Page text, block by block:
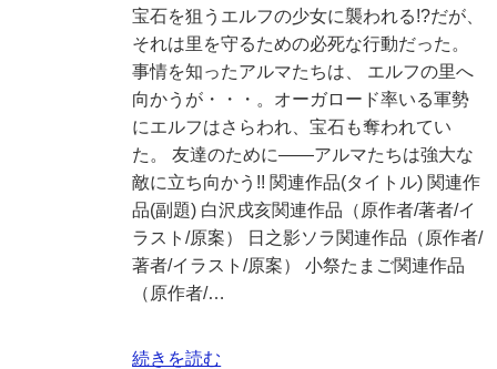
宝石を狙うエルフの少女に襲われる!?だが、
それは里を守るための必死な行動だった。
事情を知ったアルマたちは、 エルフの里へ
向かうが・・・。オーガロード率いる軍勢
にエルフはさらわれ、宝石も奪われてい
た。 友達のために――アルマたちは強大な
敵に立ち向かう!! 関連作品(タイトル) 関連作
品(副題) 白沢戌亥関連作品（原作者/著者/イ
ラスト/原案） 日之影ソラ関連作品（原作者/
著者/イラスト/原案） 小祭たまご関連作品
（原作者/…
続きを読む